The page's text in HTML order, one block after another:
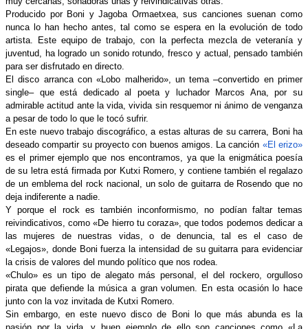
Producido por Boni y Jagoba Ormaetxea, sus canciones suenan como
nunca lo han hecho antes, tal como se espera en la evolución de todo
artista. Este equipo de trabajo, con la perfecta mezcla de veteranía y
juventud, ha logrado un sonido rotundo, fresco y actual, pensado también
para ser disfrutado en directo.
El disco arranca con «Lobo malherido», un tema –convertido en primer
single– que está dedicado al poeta y luchador Marcos Ana, por su
admirable actitud ante la vida, vivida sin resquemor ni ánimo de venganza
a pesar de todo lo que le tocó sufrir.
En este nuevo trabajo discográfico, a estas alturas de su carrera, Boni ha
deseado compartir su proyecto con buenos amigos. La canción «El erizo»
es el primer ejemplo que nos encontramos, ya que la enigmática poesía
de su letra está firmada por Kutxi Romero, y contiene también el regalazo
de un emblema del rock nacional, un solo de guitarra de Rosendo que no
deja indiferente a nadie.
Y porque el rock es también inconformismo, no podían faltar temas
reivindicativos, como «De hierro tu coraza», que todos podemos dedicar a
las mujeres de nuestras vidas, o de denuncia, tal es el caso de
«Legajos», donde Boni fuerza la intensidad de su guitarra para evidenciar
la crisis de valores del mundo político que nos rodea.
«Chulo» es un tipo de alegato más personal, el del rockero, orgulloso
pirata que defiende la música a gran volumen. En esta ocasión lo hace
junto con la voz invitada de Kutxi Romero.
Sin embargo, en este nuevo disco de Boni lo que más abunda es la